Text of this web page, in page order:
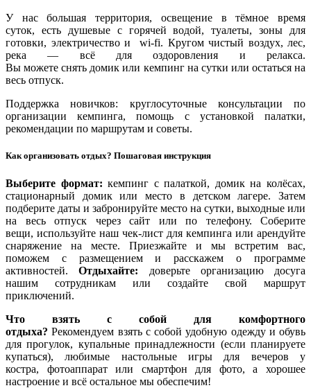
У нас большая территория, освещение в тёмное время
суток, есть душевые с горячей водой, туалеты, зоны для
готовки, электричество и wi-fi. Кругом чистый воздух, лес,
река — всё для оздоровления и релакса.
Вы можете снять домик или кемпинг на сутки или остаться на
весь отпуск.
Поддержка новичков: круглосуточные консультации по
организации кемпинга, помощь с установкой палатки,
рекомендации по маршрутам и советы.
Как организовать отдых? Пошаговая инструкция
Выберите формат: кемпинг с палаткой, домик на колёсах,
стационарный домик или место в детском лагере. Затем
подберите даты и забронируйте место на сутки, выходные или
на весь отпуск через сайт или по телефону. Соберите
вещи, используйте наш чек‑лист для кемпинга или арендуйте
снаряжение на месте. Приезжайте и мы встретим вас,
поможем с размещением и расскажем о программе
активностей.Отдыхайте: доверьте организацию досуга
нашим сотрудникам или создайте свой маршрут
приключений.
Что взять с собой для комфортного
отдыха?Рекомендуем взять с собой удобную одежду и обувь
для прогулок, купальные принадлежности (если планируете
купаться), любимые настольные игры для вечеров у
костра, фотоаппарат или смартфон для фото, а хорошее
настроение и всё остальное мы обеспечим!